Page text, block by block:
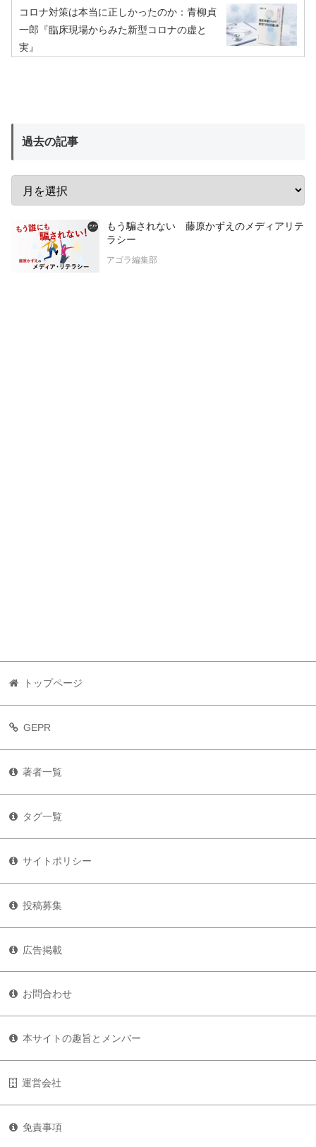
コロナ対策は本当に正しかったのか：青柳貞
一郎『臨床現場からみた新型コロナの虚と
実』
過去の記事
もう騙されない 藤原かずえのメディアリテ
ラシー
アゴラ編集部
トップページ
GEPR
著者一覧
タグ一覧
サイトポリシー
投稿募集
広告掲載
お問合わせ
本サイトの趣旨とメンバー
運営会社
免責事項